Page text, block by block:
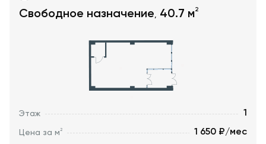
Свободное назначение, 40.7 м2
Этаж 1
Цена за м2 1 650 ₽/мес